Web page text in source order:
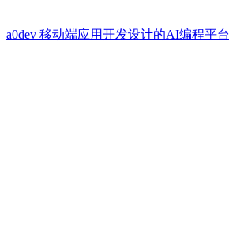
a0dev 移动端应用开发设计的AI编程平台